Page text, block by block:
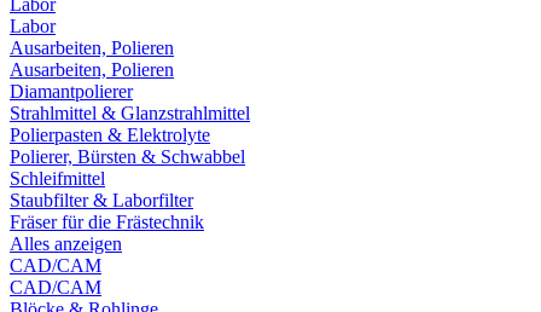
Labor
Labor
Ausarbeiten, Polieren
Ausarbeiten, Polieren
Diamantpolierer
Strahlmittel & Glanzstrahlmittel
Polierpasten & Elektrolyte
Polierer, Bürsten & Schwabbel
Schleifmittel
Staubfilter & Laborfilter
Fräser für die Frästechnik
Alles anzeigen
CAD/CAM
CAD/CAM